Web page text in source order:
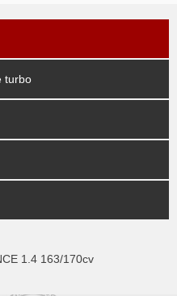
turbo
1.4 163/170cv